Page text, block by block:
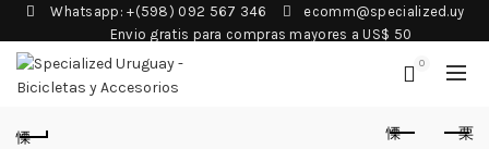
Whatsapp: +(598) 092 567 346
ecomm@specialized.uy
Envio gratis para compras mayores a US$ 50
0